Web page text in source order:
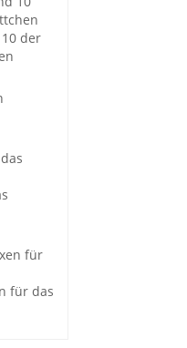
der
für das